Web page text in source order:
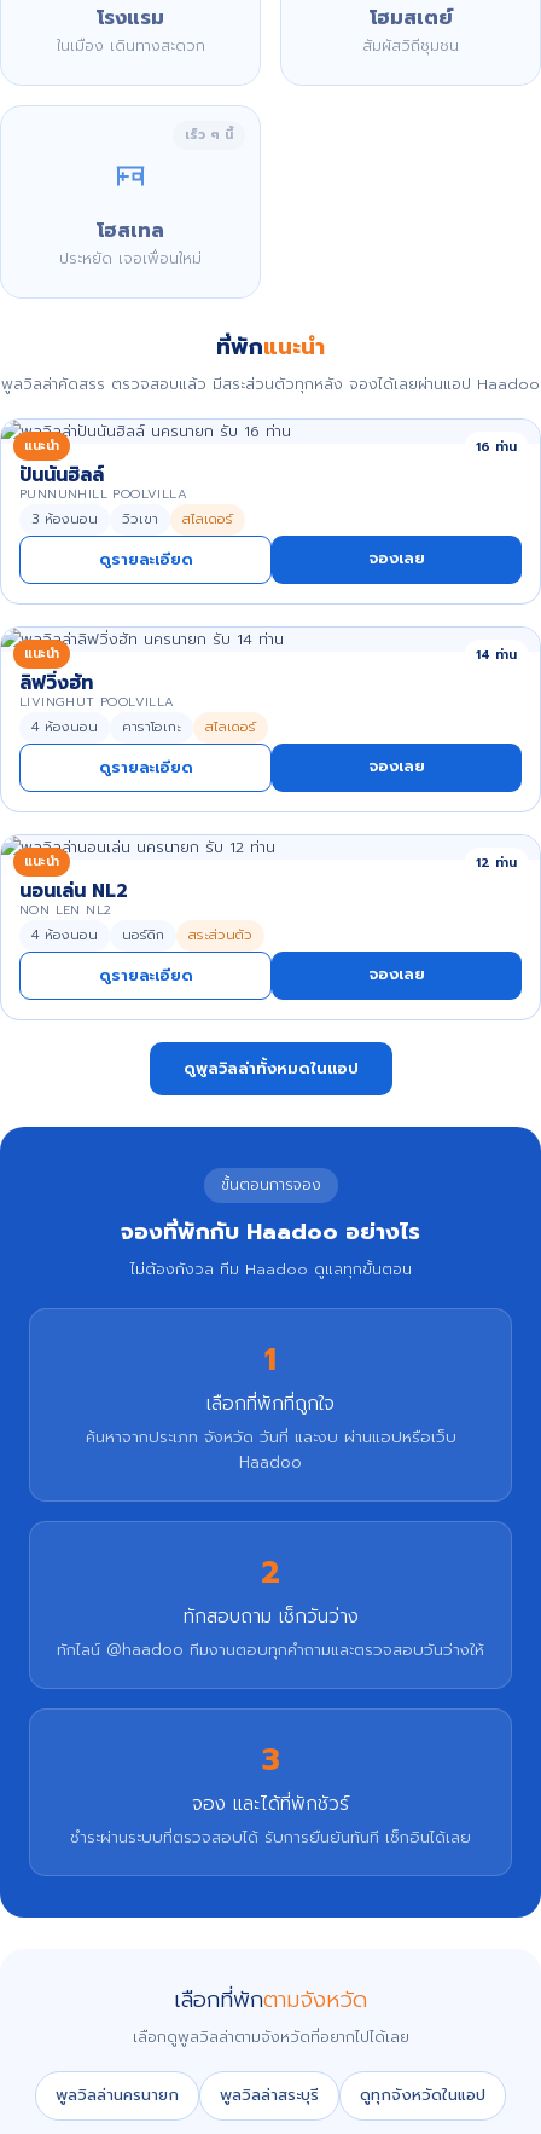
โรงแรม
ในเมือง เดินทางสะดวก
โฮมสเตย์
สัมผัสวิถีชุมชน
เร็ว ๆ นี้
โฮสเทล
ประหยัด เจอเพื่อนใหม่
ที่พักแนะนำ
พูลวิลล่าคัดสรร ตรวจสอบแล้ว มีสระส่วนตัวทุกหลัง จองได้เลยผ่านแอป Haadoo
แนะนำ 16 ท่าน
ปันนันฮิลล์
PUNNUNHILL POOLVILLA
3 ห้องนอน วิวเขา สไลเดอร์
ดูรายละเอียด จองเลย
แนะนำ 14 ท่าน
ลิฟวิ่งฮัท
LIVINGHUT POOLVILLA
4 ห้องนอน คาราโอเกะ สไลเดอร์
ดูรายละเอียด จองเลย
แนะนำ 12 ท่าน
นอนเล่น NL2
NON LEN NL2
4 ห้องนอน นอร์ดิก สระส่วนตัว
ดูรายละเอียด จองเลย
ดูพูลวิลล่าทั้งหมดในแอป
ขั้นตอนการจอง
จองที่พักกับ Haadoo อย่างไร
ไม่ต้องกังวล ทีม Haadoo ดูแลทุกขั้นตอน
1
เลือกที่พักที่ถูกใจ
ค้นหาจากประเภท จังหวัด วันที่ และงบ ผ่านแอปหรือเว็บ
Haadoo
2
ทักสอบถาม เช็กวันว่าง
ทักไลน์ @haadoo ทีมงานตอบทุกคำถามและตรวจสอบวันว่างให้
3
จอง และได้ที่พักชัวร์
ชำระผ่านระบบที่ตรวจสอบได้ รับการยืนยันทันที เช็กอินได้เลย
เลือกที่พักตามจังหวัด
เลือกดูพูลวิลล่าตามจังหวัดที่อยากไปได้เลย
พูลวิลล่านครนายก พูลวิลล่าสระบุรี ดูทุกจังหวัดในแอป